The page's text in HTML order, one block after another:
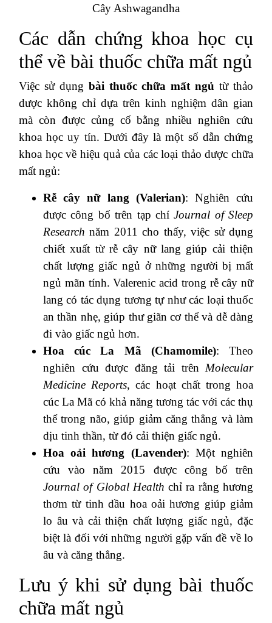
Cây Ashwagandha
Các dẫn chứng khoa học cụ
thể về bài thuốc chữa mất ngủ
Việc sử dụng bài thuốc chữa mất ngủ từ thảo
dược không chỉ dựa trên kinh nghiệm dân gian
mà còn được củng cố bằng nhiều nghiên cứu
khoa học uy tín. Dưới đây là một số dẫn chứng
khoa học về hiệu quả của các loại thảo dược chữa
mất ngủ:
Rễ cây nữ lang (Valerian): Nghiên cứu
được công bố trên tạp chíJournal of Sleep
Research năm 2011 cho thấy, việc sử dụng
chiết xuất từ rễ cây nữ lang giúp cải thiện
chất lượng giấc ngủ ở những người bị mất
ngủ mãn tính. Valerenic acid trong rễ cây nữ
lang có tác dụng tương tự như các loại thuốc
an thần nhẹ, giúp thư giãn cơ thể và dễ dàng
đi vào giấc ngủ hơn.
Hoa cúc La Mã (Chamomile): Theo
nghiên cứu được đăng tải trên Molecular
Medicine Reports, các hoạt chất trong hoa
cúc La Mã có khả năng tương tác với các thụ
thể trong não, giúp giảm căng thẳng và làm
dịu tinh thần, từ đó cải thiện giấc ngủ.
Hoa oải hương (Lavender): Một nghiên
cứu vào năm 2015 được công bố trên
Journal of Global Health chỉ ra rằng hương
thơm từ tinh dầu hoa oải hương giúp giảm
lo âu và cải thiện chất lượng giấc ngủ, đặc
biệt là đối với những người gặp vấn đề về lo
âu và căng thẳng.
Lưu ý khi sử dụng bài thuốc
chữa mất ngủ